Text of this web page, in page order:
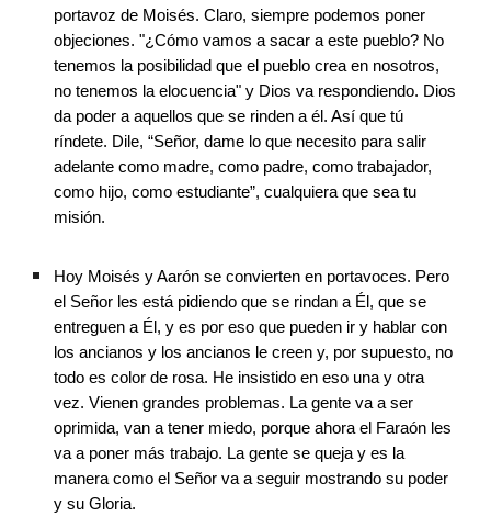
portavoz de Moisés. Claro, siempre podemos poner
objeciones. "¿Cómo vamos a sacar a este pueblo? No
tenemos la posibilidad que el pueblo crea en nosotros,
no tenemos la elocuencia" y Dios va respondiendo. Dios
da poder a aquellos que se rinden a él. Así que tú
ríndete. Dile, “Señor, dame lo que necesito para salir
adelante como madre, como padre, como trabajador,
como hijo, como estudiante”, cualquiera que sea tu
misión.
Hoy Moisés y Aarón se convierten en portavoces. Pero
el Señor les está pidiendo que se rindan a Él, que se
entreguen a Él, y es por eso que pueden ir y hablar con
los ancianos y los ancianos le creen y, por supuesto, no
todo es color de rosa. He insistido en eso una y otra
vez. Vienen grandes problemas. La gente va a ser
oprimida, van a tener miedo, porque ahora el Faraón les
va a poner más trabajo. La gente se queja y es la
manera como el Señor va a seguir mostrando su poder
y su Gloria.